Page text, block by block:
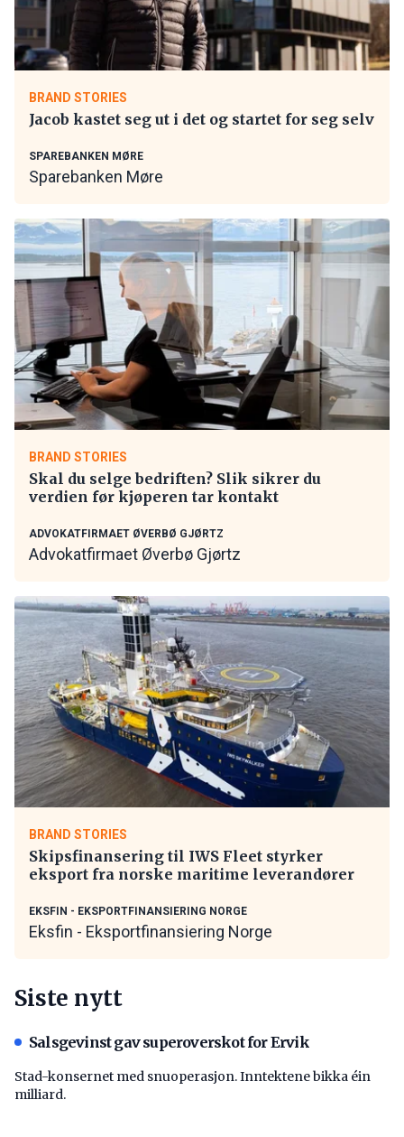
BRAND STORIES
Jacob kastet seg ut i det og startet for seg selv
SPAREBANKEN MØRE
Sparebanken Møre
BRAND STORIES
Skal du selge bedriften? Slik sikrer du
verdien før kjøperen tar kontakt
ADVOKATFIRMAET ØVERBØ GJØRTZ
Advokatfirmaet Øverbø Gjørtz
BRAND STORIES
Skipsfinansering til IWS Fleet styrker
eksport fra norske maritime leverandører
EKSFIN - EKSPORTFINANSIERING NORGE
Eksfin - Eksportfinansiering Norge
Siste nytt
Salsgevinst gav superoverskot for Ervik
Stad-konsernet med snuoperasjon. Inntektene bikka éin
milliard.